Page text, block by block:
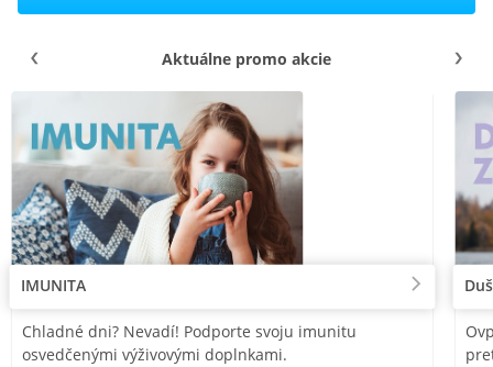
Aktuálne promo akcie
IMUNITA
Chladné dni? Nevadí! Podporte svoju imunitu
osvedčenými výživovými doplnkami.